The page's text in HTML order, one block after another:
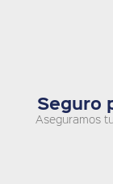
Seguro
Aseguramos